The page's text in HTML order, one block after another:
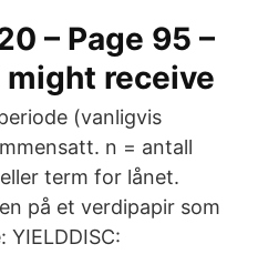
– Page 95 –
might receive
(vanligvis
n = antall
term for lånet.
på et verdipapir som